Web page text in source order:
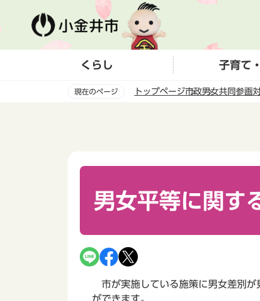
ー
くらし 子育て
現在のページ トップページ市政男女共同参画
男女平等に関す
市が実施している施策に男女差別が
ができます。